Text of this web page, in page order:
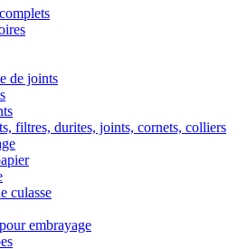
de joints
filtres, durites, joints, cornets, colliers
culasse
embrayage